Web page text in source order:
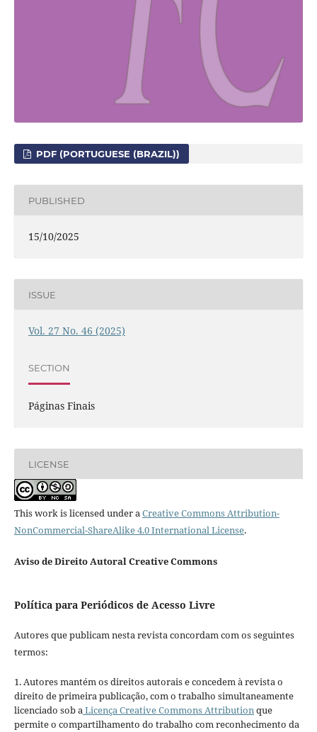
PDF (PORTUGUESE (BRAZIL))
PUBLISHED
15/10/2025
ISSUE
Vol. 27 No. 46 (2025)
SECTION
Páginas Finais
LICENSE
This work is licensed under aCreative Commons Attribution-
NonCommercial-ShareAlike 4.0 International License.
Aviso de Direito Autoral Creative Commons
Política para Periódicos de Acesso Livre
Autores que publicam nesta revista concordam com os seguintes
termos:
1. Autores mantém os direitos autorais e concedem à revista o
direito de primeira publicação, com o trabalho simultaneamente
licenciado sob aLicença Creative Commons Attributionque
permite o compartilhamento do trabalho com reconhecimento da